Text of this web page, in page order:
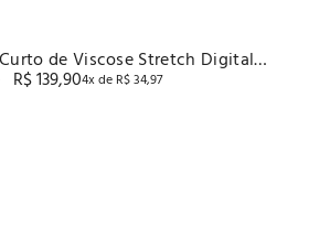
de Viscose Stretch Digital
R$139,904x de R$34,97